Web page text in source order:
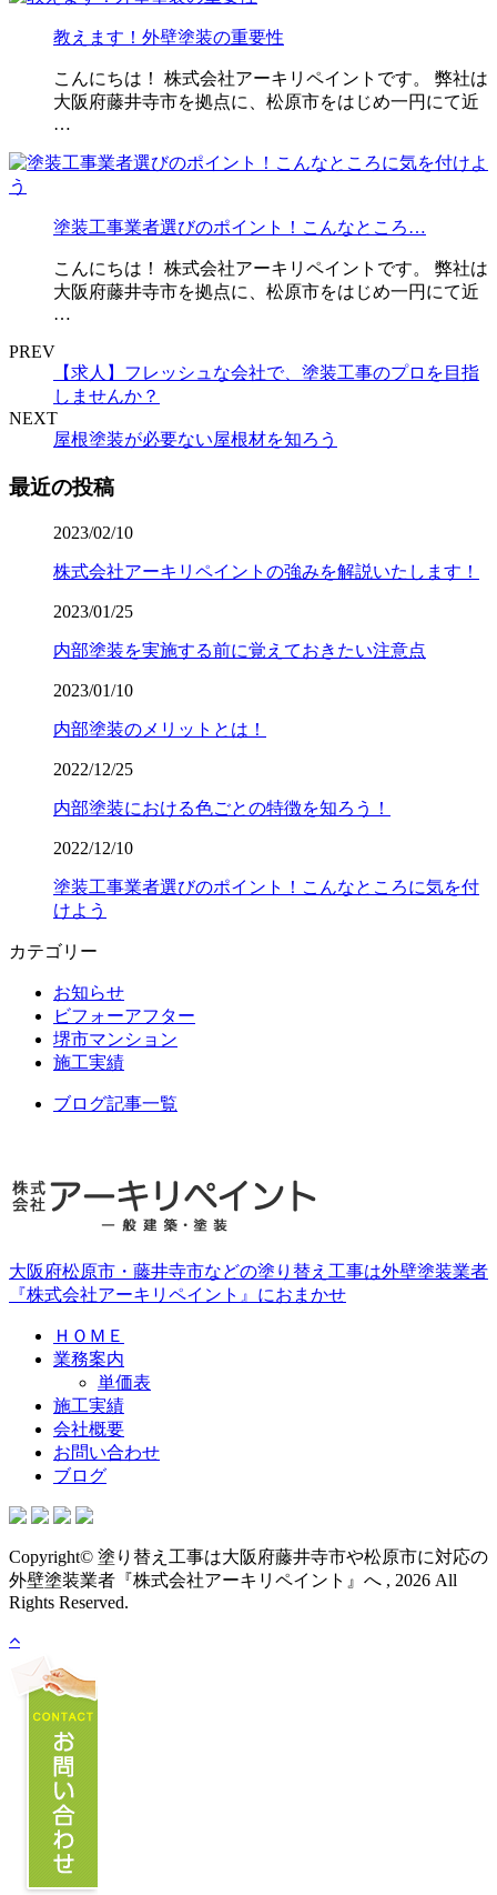
教えます！外壁塗装の重要性
こんにちは！ 株式会社アーキリペイントです。 弊社は
大阪府藤井寺市を拠点に、松原市をはじめ一円にて近
…
塗装工事業者選びのポイント！こんなところ…
こんにちは！ 株式会社アーキリペイントです。 弊社は
大阪府藤井寺市を拠点に、松原市をはじめ一円にて近
…
PREV
【求人】フレッシュな会社で、塗装工事のプロを目指
しませんか？
NEXT
屋根塗装が必要ない屋根材を知ろう
最近の投稿
2023/02/10
株式会社アーキリペイントの強みを解説いたします！
2023/01/25
内部塗装を実施する前に覚えておきたい注意点
2023/01/10
内部塗装のメリットとは！
2022/12/25
内部塗装における色ごとの特徴を知ろう！
2022/12/10
塗装工事業者選びのポイント！こんなところに気を付
けよう
カテゴリー
お知らせ
ビフォーアフター
堺市マンション
施工実績
ブログ記事一覧
大阪府松原市・藤井寺市などの塗り替え工事は外壁塗装業者
『株式会社アーキリペイント』におまかせ
ＨＯＭＥ
業務案内
単価表
施工実績
会社概要
お問い合わせ
ブログ
Copyright© 塗り替え工事は大阪府藤井寺市や松原市に対応の
外壁塗装業者『株式会社アーキリペイント』へ , 2026 All
Rights Reserved.